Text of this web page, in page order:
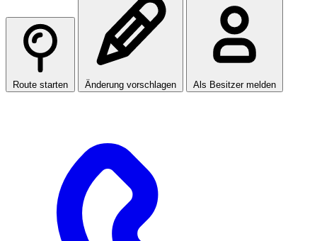
Route starten Änderung vorschlagen Als Besitzer melden